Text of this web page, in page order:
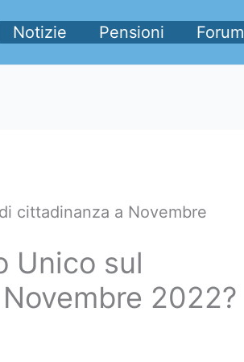
Notizie Pensioni Forum
cittadinanza a Novembre
Unico sul
2022?